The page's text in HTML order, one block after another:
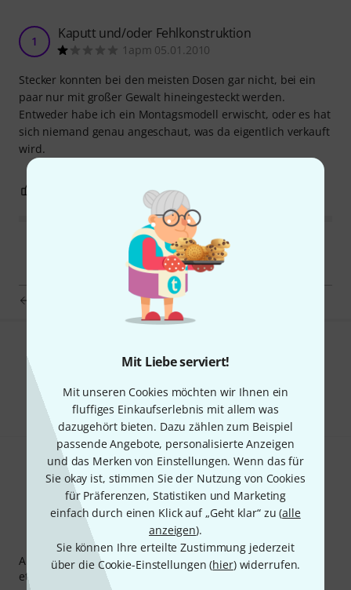
Mit Liebe serviert!
Mit unseren Cookies möchten wir Ihnen ein
fluffiges Einkaufserlebnis mit allem was
dazugehört bieten. Dazu zählen zum Beispiel
passende Angebote, personalisierte Anzeigen
und das Merken von Einstellungen. Wenn das für
Sie okay ist, stimmen Sie der Nutzung von Cookies
für Präferenzen, Statistiken und Marketing
einfach durch einen Klick auf „Geht klar“ zu (alle
anzeigen).
Sie können Ihre erteilte Zustimmung jederzeit
über die Cookie-Einstellungen (hier) widerrufen.
1 Kaputt und/oder Fehlkonstruktion
1apm 05.01.2010
Stecker konnten bei den meisten Dosen gar nicht, bei ein
paar nur mit großer Gewalt hineingesteckt werden.
Entweder habe ich ein Montagsmodell erwischt, oder es hat
sich niemand genau angeschaut, was da eigentlich verkauft
wird.
BEWERTUNG MELDEN
Stairville 6 Way Power Split Black
Gefällt Ihnen, was Sie sehen?
Teilen Hilfe & Feedback
Thomann Newsletter
Abonniere den Thomann Newsletter und gewinne mit
etwas Glück einen von
50 Gutscheinen